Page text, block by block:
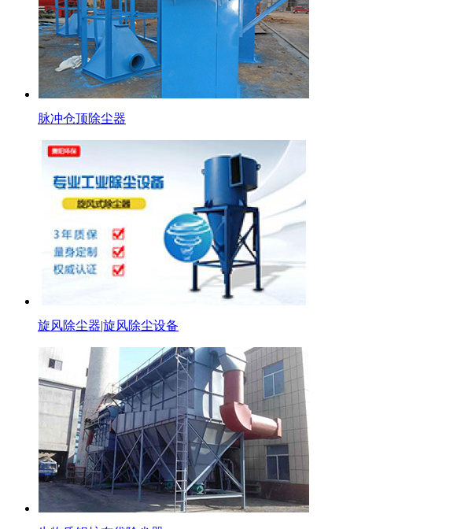
脉冲仓顶除尘器
旋风除尘器|旋风除尘设备